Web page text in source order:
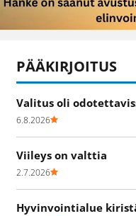
PÄÄKIRJOITUS
Valitus oli
6.8.2026
Viileys on valttia
2.7.2026
Hyvinvointialue